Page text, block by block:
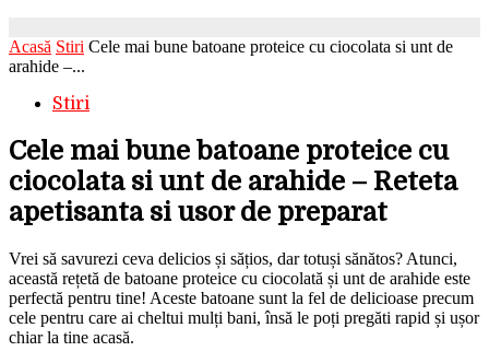
Acasă Stiri Cele mai bune batoane proteice cu ciocolata si unt de
arahide –...
Stiri
Cele mai bune batoane proteice cu
ciocolata si unt de arahide – Reteta
apetisanta si usor de preparat
Vrei să savurezi ceva delicios și sățios, dar totuși sănătos? Atunci,
această rețetă de batoane proteice cu ciocolată și unt de arahide este
perfectă pentru tine! Aceste batoane sunt la fel de delicioase precum
cele pentru care ai cheltui mulți bani, însă le poți pregăti rapid și ușor
chiar la tine acasă.